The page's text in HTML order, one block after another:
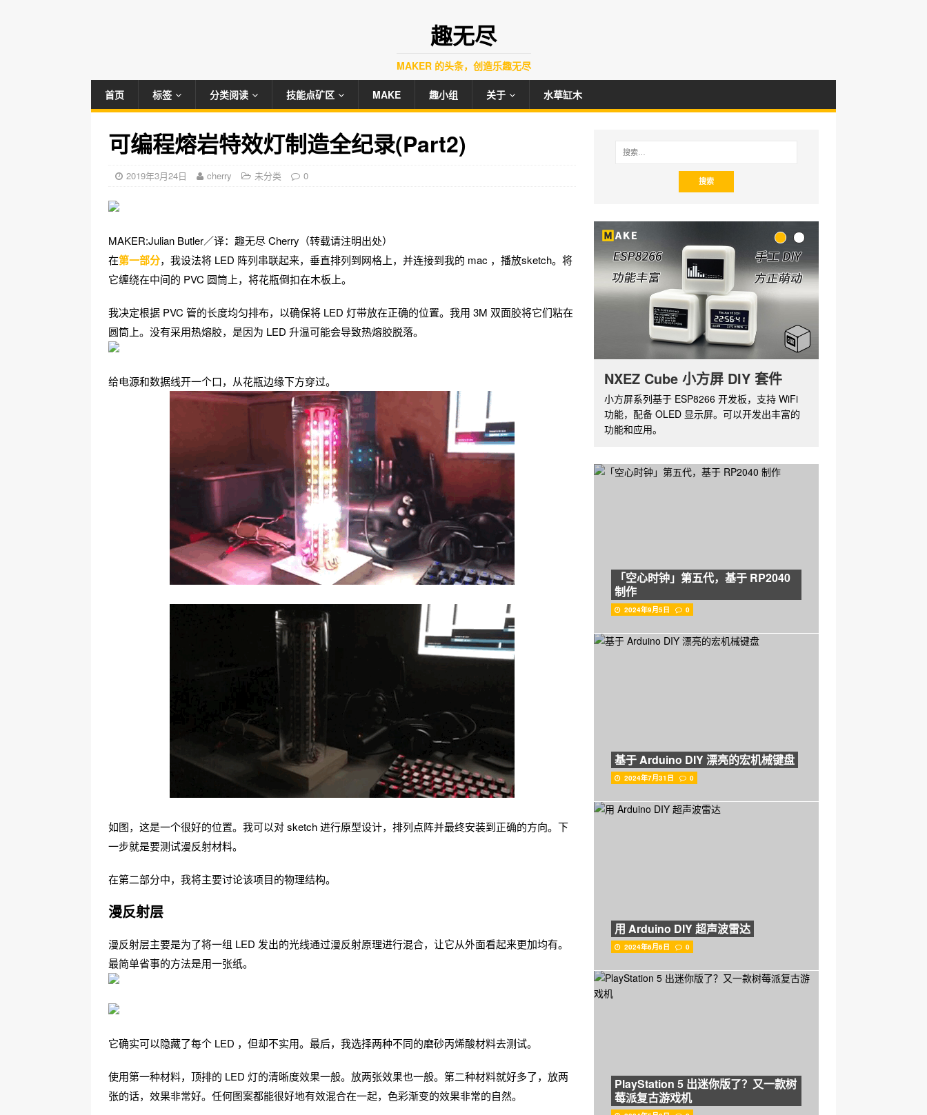
趣无尽
MAKER 的头条，创造乐趣无尽
首页 标签 分类阅读 技能点矿区 MAKE 趣小组 关于 水草缸木
可编程熔岩特效灯制造全纪录(Part2)
2019年3月24日 cherry 未分类 0
MAKER:Julian Butler／译：趣无尽 Cherry（转载请注明出处）
在第一部分，我设法将 LED 阵列串联起来，垂直排列到网格上，并连接到我的 mac ，播放sketch。将
它缠绕在中间的 PVC 圆筒上，将花瓶倒扣在木板上。
我决定根据 PVC 管的长度均匀排布，以确保将 LED 灯带放在正确的位置。我用 3M 双面胶将它们粘在
圆筒上。没有采用热熔胶，是因为 LED 升温可能会导致热熔胶脱落。
给电源和数据线开一个口，从花瓶边缘下方穿过。
如图，这是一个很好的位置。我可以对 sketch 进行原型设计，排列点阵并最终安装到正确的方向。下
一步就是要测试漫反射材料。
在第二部分中，我将主要讨论该项目的物理结构。
漫反射层
漫反射层主要是为了将一组 LED 发出的光线通过漫反射原理进行混合，让它从外面看起来更加均有。
最简单省事的方法是用一张纸。
它确实可以隐藏了每个 LED ，但却不实用。最后，我选择两种不同的磨砂丙烯酸材料去测试。
使用第一种材料，顶排的 LED 灯的清晰度效果一般。放两张效果也一般。第二种材料就好多了，放两
张的话，效果非常好。任何图案都能很好地有效混合在一起，色彩渐变的效果非常的自然。
NXEZ Cube 小方屏 DIY 套件
小方屏系列基于 ESP8266 开发板，支持 WiFi
功能，配备 OLED 显示屏。可以开发出丰富的
功能和应用。
「空心时钟」第五代，基于 RP2040
制作
2024年9月5日 0
基于 Arduino DIY 漂亮的宏机械键盘
2024年7月31日 0
用 Arduino DIY 超声波雷达
2024年6月6日 0
PlayStation 5 出迷你版了？又一款树
莓派复古游戏机